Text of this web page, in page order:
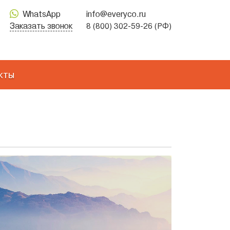
WhatsApp
Заказать звонок
info@everyco.ru
8 (800) 302-59-26 (РФ)